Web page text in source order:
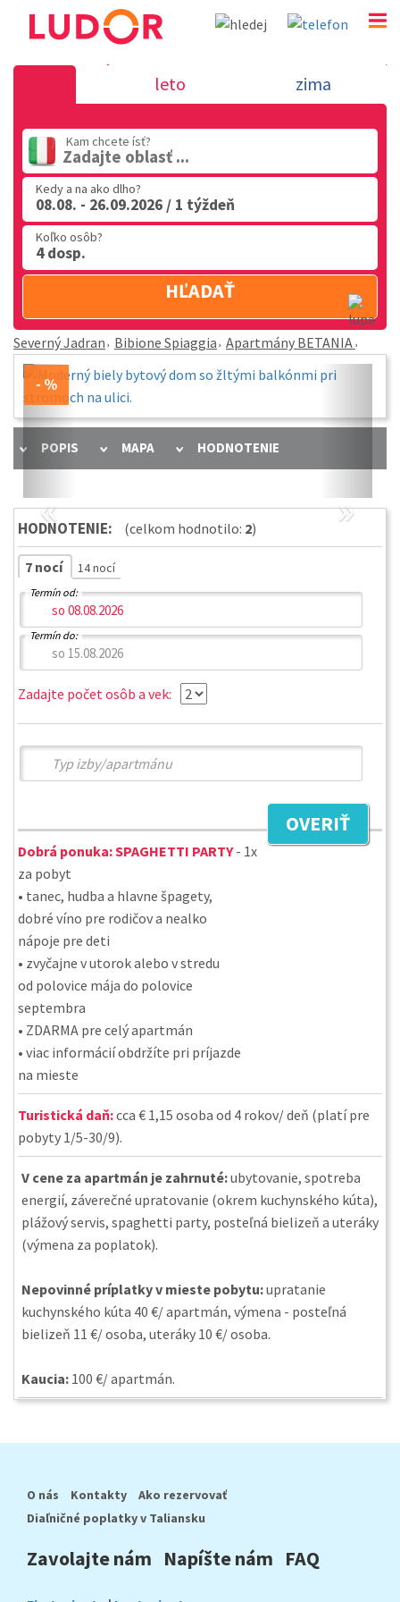
Apartmány BETANIA - Bibione Spiaggia - Severný
leto zima
Kam chcete ísť?
Zadajte oblasť ...
Kedy a na ako dlho?
08.08. - 26.09.2026 / 1 týždeň
Koľko osôb?
4 dosp.
HĽADAŤ
Severný Jadran Bibione Spiaggia Apartmány BETANIA
« »
POPIS MAPA HODNOTENIE
HODNOTENIE: (celkom hodnotilo: 2)
7 nocí 14 nocí
Termín od:
Termín do:
Zadajte počet osôb a vek:
OVERIŤ
Dobrá ponuka:SPAGHETTI PARTY- 1x
za pobyt
• tanec, hudba a hlavne špagety,
dobré víno pre rodičov a nealko
nápoje pre deti
• zvyčajne v utorok alebo v stredu
od polovice mája do polovice
septembra
• ZDARMA pre celý apartmán
• viac informácií obdržíte pri príjazde
na mieste
Turistická daň:cca € 1,15 osoba od 4 rokov/ deň (platí pre
pobyty 1/5-30/9).
V cene za apartmán je zahrnuté:ubytovanie, spotreba
energií, záverečné upratovanie (okrem kuchynského kúta),
plážový servis, spaghetti party, posteľná bielizeň a uteráky
(výmena za poplatok).
Nepovinné príplatky v mieste pobytu:upratanie
kuchynského kúta 40 €/ apartmán, výmena - posteľná
bielizeň 11 €/ osoba, uteráky 10 €/ osoba.
Kaucia: 100 €/ apartmán.
O nás Kontakty
Ako rezervovať
Diaľničné poplatky v Taliansku
Zavolajte nám Napíšte nám FAQ